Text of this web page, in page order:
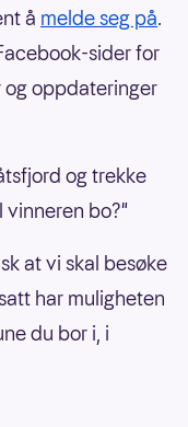
å melde seg på.
sider for
og oppdateringer
og trekke
vinneren bo?"
at vi skal besøke
har muligheten
du bor i, i